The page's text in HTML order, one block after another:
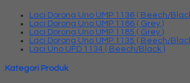
Laci Dorong Uno UMP 1136 ( Beech/
Laci Dorong Uno UMP 1186 ( Grey )
Laci Dorong Uno UMP 1185 ( Grey )
Laci Dorong Uno UMP 1135 ( Beech/
Laci Uno UFD 1134 ( Beech/Black )
Kategori Produk